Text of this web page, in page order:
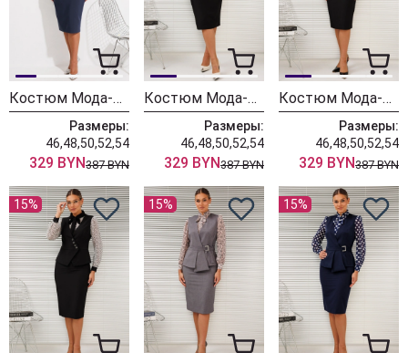
Костюм Мода-Юрс 26-2766 пыльно-синий
Размеры:
46,48,50,52,54
329 BYN387 BYN
Костюм Мода-Юрс 26-2766 черный + мелкий горох
Размеры:
46,48,50,52,54
329 BYN387 BYN
Костюм Мода-Юрс 26-2766 черный + крупный горох
Размеры:
46,48,50,52,54
329 BYN387 BYN
15% 15% 15%